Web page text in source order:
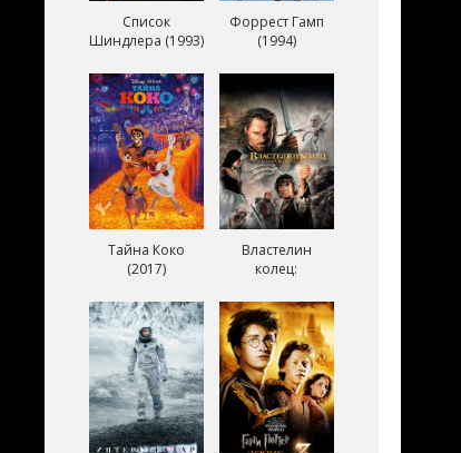
Список
Шиндлера (1993)
Форрест Гамп
(1994)
Тайна Коко
(2017)
Властелин
колец:
короля (2003)